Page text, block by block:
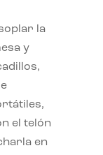
la
y
el telón
en